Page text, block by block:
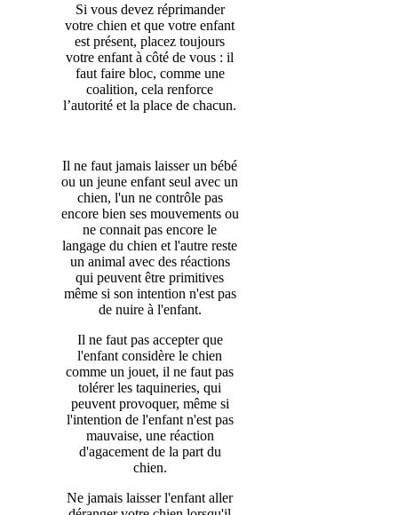
Si vous devez réprimander
votre chien et que votre enfant
est présent, placez toujours
votre enfant à côté de vous : il
faut faire bloc, comme une
coalition, cela renforce
l’autorité et la place de chacun.
Il ne faut jamais laisser un bébé
ou un jeune enfant seul avec un
chien, l'un ne contrôle pas
encore bien ses mouvements ou
ne connait pas encore le
langage du chien et l'autre reste
un animal avec des réactions
qui peuvent être primitives
même si son intention n'est pas
de nuire à l'enfant.
Il ne faut pas accepter que
l'enfant considère le chien
comme un jouet, il ne faut pas
tolérer les taquineries, qui
peuvent provoquer, même si
l'intention de l'enfant n'est pas
mauvaise, une réaction
d'agacement de la part du
chien.
Ne jamais laisser l'enfant aller